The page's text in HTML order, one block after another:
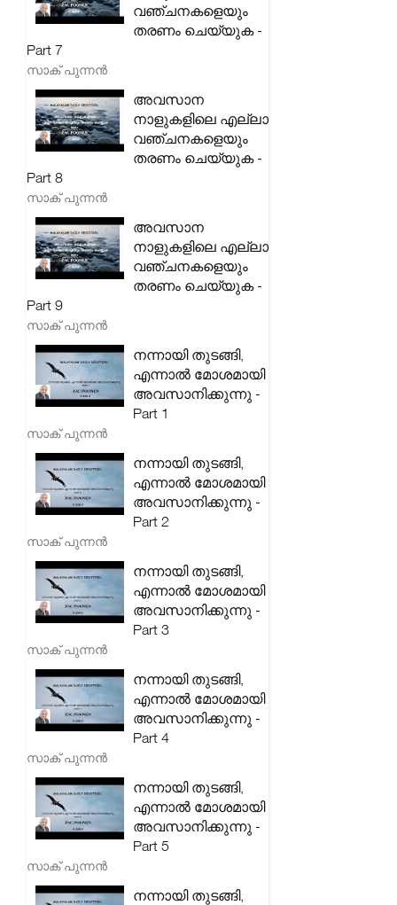
വഞ്ചനകളെയും
തരണം ചെയ്യുക -
Part 7
സാക് പുന്നൻ
അവസാന
നാളുകളിലെ എല്ലാ
വഞ്ചനകളെയും
തരണം ചെയ്യുക -
Part 8
സാക് പുന്നൻ
അവസാന
നാളുകളിലെ എല്ലാ
വഞ്ചനകളെയും
തരണം ചെയ്യുക -
Part 9
സാക് പുന്നൻ
നന്നായി തുടങ്ങി,
എന്നാൽ മോശമായി
അവസാനിക്കുന്നു -
Part 1
സാക് പുന്നൻ
നന്നായി തുടങ്ങി,
എന്നാൽ മോശമായി
അവസാനിക്കുന്നു -
Part 2
സാക് പുന്നൻ
നന്നായി തുടങ്ങി,
എന്നാൽ മോശമായി
അവസാനിക്കുന്നു -
Part 3
സാക് പുന്നൻ
നന്നായി തുടങ്ങി,
എന്നാൽ മോശമായി
അവസാനിക്കുന്നു -
Part 4
സാക് പുന്നൻ
നന്നായി തുടങ്ങി,
എന്നാൽ മോശമായി
അവസാനിക്കുന്നു -
Part 5
സാക് പുന്നൻ
നന്നായി തുടങ്ങി,